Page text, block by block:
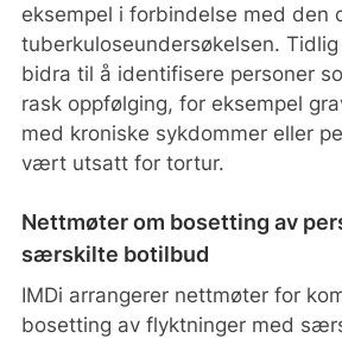
eksempel i forbindelse med den
tuberkuloseundersøkelsen.
bidra til å identifisere personer
rask oppfølging, for eksempel
med kroniske sykdommer eller
vært utsatt for tortur.
Nettmøter om bosetting av
særskilte botilbud
IMDi arrangerer nettmøter for
bosetting av flyktninger med